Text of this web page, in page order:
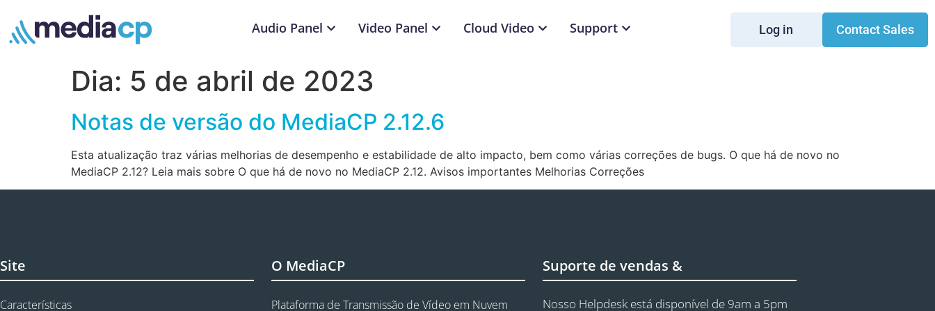
Audio Panel Video Panel Cloud Video Support Log in Contact Sales
Dia: 5 de abril de 2023
Notas de versão do MediaCP 2.12.6
Esta atualização traz várias melhorias de desempenho e estabilidade de alto impacto, bem como várias correções de bugs. O que há de novo no
MediaCP 2.12? Leia mais sobre O que há de novo no MediaCP 2.12. Avisos importantes Melhorias Correções
Site
Características
O MediaCP
Plataforma de Transmissão de Vídeo em Nuvem
Suporte de vendas &
Nosso Helpdesk está disponível de 9am a 5pm